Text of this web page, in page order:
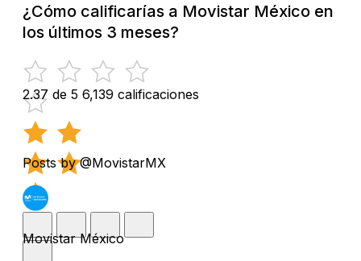
¿Cómo calificarías a Movistar México en
los últimos 3 meses?
2.37 de 5 6,139 calificaciones
Posts by @MovistarMX
Movistar México